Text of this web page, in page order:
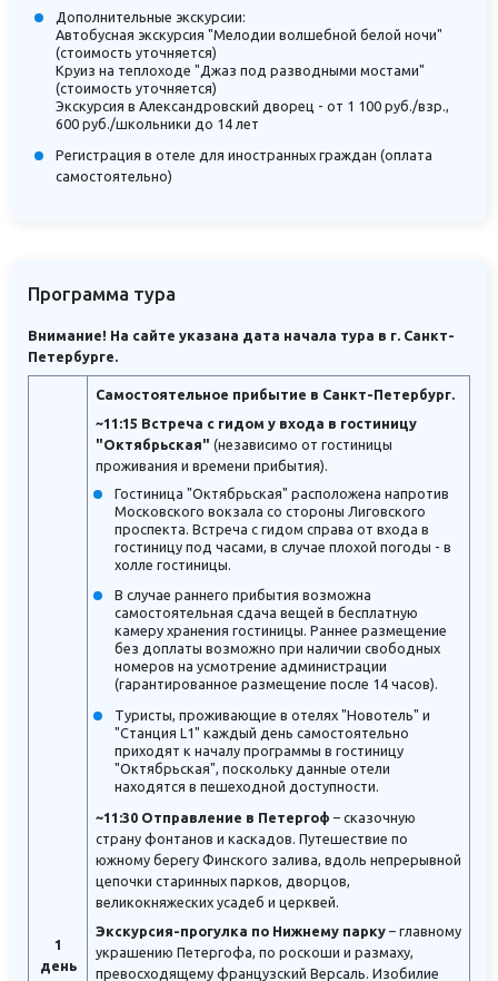
Дополнительные экскурсии:
Автобусная экскурсия "Мелодии волшебной белой ночи"
(стоимость уточняется)
Круиз на теплоходе "Джаз под разводными мостами"
(стоимость уточняется)
Экскурсия в Александровский дворец - от 1 100 руб./взр.,
600 руб./школьники до 14 лет
Регистрация в отеле для иностранных граждан (оплата
самостоятельно)
Программа тура
Внимание! На сайте указана дата начала тура в г. Санкт-
Петербурге.
1
день
Самостоятельное прибытие в Санкт-Петербург.
~11:15 Встреча с гидом у входа в гостиницу
"Октябрьская" (независимо от гостиницы
проживания и времени прибытия).
Гостиница "Октябрьская" расположена напротив
Московского вокзала со стороны Лиговского
проспекта. Встреча с гидом справа от входа в
гостиницу под часами, в случае плохой погоды - в
холле гостиницы.
В случае раннего прибытия возможна
самостоятельная сдача вещей в бесплатную
камеру хранения гостиницы. Раннее размещение
без доплаты возможно при наличии свободных
номеров на усмотрение администрации
(гарантированное размещение после 14 часов).
Туристы, проживающие в отелях "Новотель" и
"Станция L1" каждый день самостоятельно
приходят к началу программы в гостиницу
"Октябрьская", поскольку данные отели
находятся в пешеходной доступности.
~11:30 Отправление в Петергоф – сказочную
страну фонтанов и каскадов. Путешествие по
южному берегу Финского залива, вдоль непрерывной
цепочки старинных парков, дворцов,
великокняжеских усадеб и церквей.
Экскурсия-прогулка по Нижнему парку – главному
украшению Петергофа, по роскоши и размаху,
превосходящему французский Версаль. Изобилие